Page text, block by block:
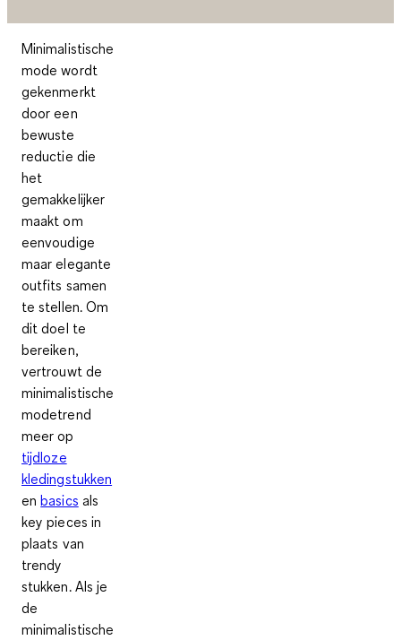
Minimalistische
mode wordt
gekenmerkt
door een
bewuste
reductie die
het
gemakkelijker
maakt om
eenvoudige
maar elegante
outfits samen
te stellen. Om
dit doel te
bereiken,
vertrouwt de
minimalistische
modetrend
meer op
tijdloze
kledingstukken
enbasics als
key pieces in
plaats van
trendy
stukken. Als je
de
minimalistische